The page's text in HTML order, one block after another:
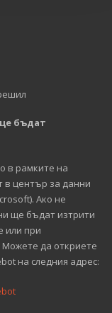
бъдат
в рамките на
в център за данни
Ако не
ще бъдат изтрити
или при
Можете да откриете
на следния адрес: